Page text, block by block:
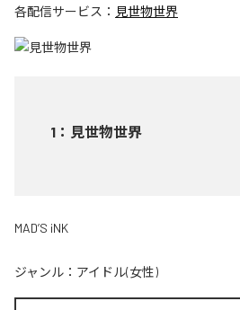
各配信サービス： 見世物世界
1 ： 見世物世界
MAD’S iNK
ジャンル： アイドル(女性)